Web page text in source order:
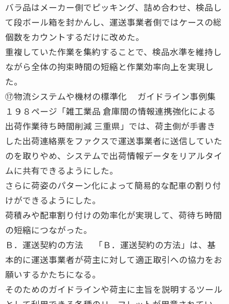
バラ品はメーカー側でピッキング、詰め合わせ、検品し
て段ボール箱を封かんし、運送事業者側ではケースの総
個数をカウントするだけに改めた。
重複していた作業を集約することで、検品水準を維持し
ながら全体の拘束時間の短縮と作業効率向上を実現し
た。
⑰物流システムや機材の標準化 ガイドライン事例集
１９８ページ「雑工業品 倉庫間の情報連携強化による
出荷作業待ち時間削減 三重県」では、荷主側が手書き
した出荷連絡票をファクスで運送事業者に送信していた
のを取りやめ、システムで出荷情報データをリアルタイ
ムに共有できるようにした。
さらに荷姿のパターン化によって簡易的な配車の割り付
けができるようにした。
荷積みや配車割り付けの効率化が実現して、荷待ち時間
の短縮につながった。
Ｂ．運送契約の方法 「Ｂ．運送契約の方法」は、基
本的に運送事業者が荷主に対して適正取引への協力をお
願いするかたちになる。
そのためのガイドラインや荷主に主旨を説明するツール